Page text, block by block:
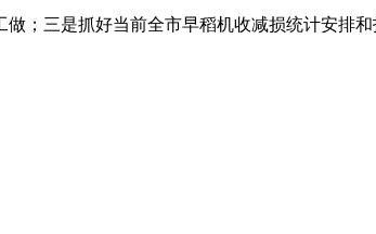
；三是抓好当前全市早稻机收减损统计安排